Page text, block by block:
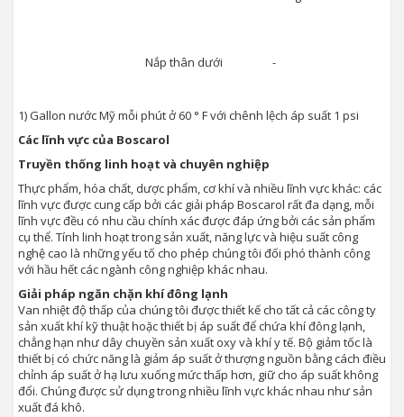
Nắp thân dưới -
1) Gallon nước Mỹ mỗi phút ở 60 ° F với chênh lệch áp suất 1 psi
Các lĩnh vực của Boscarol
Truyền thống linh hoạt và chuyên nghiệp
Thực phẩm, hóa chất, dược phẩm, cơ khí và nhiều lĩnh vực khác: các
lĩnh vực được cung cấp bởi các giải pháp Boscarol rất đa dạng, mỗi
lĩnh vực đều có nhu cầu chính xác được đáp ứng bởi các sản phẩm
cụ thể. Tính linh hoạt trong sản xuất, năng lực và hiệu suất công
nghệ cao là những yếu tố cho phép chúng tôi đối phó thành công
với hầu hết các ngành công nghiệp khác nhau.
Giải pháp ngăn chặn khí đông lạnh
Van nhiệt độ thấp của chúng tôi được thiết kế cho tất cả các công ty
sản xuất khí kỹ thuật hoặc thiết bị áp suất để chứa khí đông lạnh,
chẳng hạn như dây chuyền sản xuất oxy và khí y tế. Bộ giảm tốc là
thiết bị có chức năng là giảm áp suất ở thượng nguồn bằng cách điều
chỉnh áp suất ở hạ lưu xuống mức thấp hơn, giữ cho áp suất không
đổi. Chúng được sử dụng trong nhiều lĩnh vực khác nhau như sản
xuất đá khô.